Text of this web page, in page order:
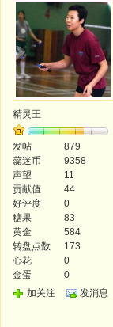
精灵王
发帖
879
蕊迷币
9358
声望
11
贡献值
44
好评度
0
糖果
83
黄金
584
转盘点数
173
心花
0
金蛋
0
加关注
发消息